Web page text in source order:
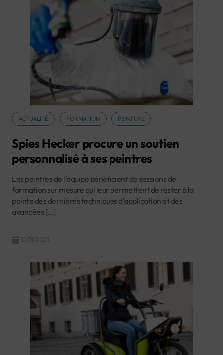
ACTUALITÉ FORMATION PEINTURE
Spies Hecker procure un soutien
personnalisé à ses peintres
Les peintres de l’équipe bénéficient de sessions de
formation sur mesure qui leur permettent de rester à la
pointe des dernières techniques d’application et des
avancées […]